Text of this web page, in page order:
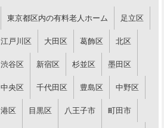
東京都区内の有料老人ホーム 足立区
江戸川区 大田区 葛飾区 北区
渋谷区 新宿区 杉並区 墨田区
中央区 千代田区 豊島区 中野区
港区 目黒区 八王子市 町田市